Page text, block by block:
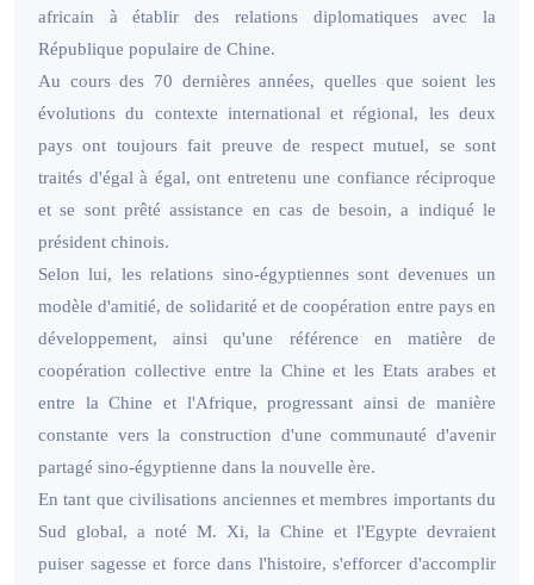
africain à établir des relations diplomatiques avec la
République populaire de Chine.
Au cours des 70 dernières années, quelles que soient les
évolutions du contexte international et régional, les deux
pays ont toujours fait preuve de respect mutuel, se sont
traités d'égal à égal, ont entretenu une confiance réciproque
et se sont prêté assistance en cas de besoin, a indiqué le
président chinois.
Selon lui, les relations sino-égyptiennes sont devenues un
modèle d'amitié, de solidarité et de coopération entre pays en
développement, ainsi qu'une référence en matière de
coopération collective entre la Chine et les Etats arabes et
entre la Chine et l'Afrique, progressant ainsi de manière
constante vers la construction d'une communauté d'avenir
partagé sino-égyptienne dans la nouvelle ère.
En tant que civilisations anciennes et membres importants du
Sud global, a noté M. Xi, la Chine et l'Egypte devraient
puiser sagesse et force dans l'histoire, s'efforcer d'accomplir